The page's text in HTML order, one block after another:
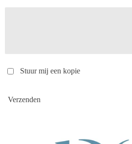
Stuur mij een kopie
Verzenden